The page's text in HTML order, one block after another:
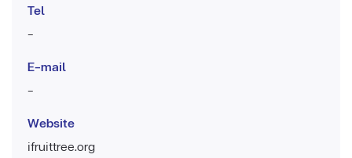
Tel
-
E-mail
-
Website
ifruittree.org